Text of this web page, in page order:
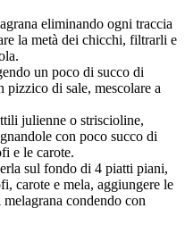
eliminando ogni traccia
la metà dei chicchi, filtrarli e
un poco di succo di
di sale, mescolare a
julienne o striscioline,
con poco succo di
e le carote.
sul fondo di 4 piatti piani,
carote e mela, aggiungere le
condendo con